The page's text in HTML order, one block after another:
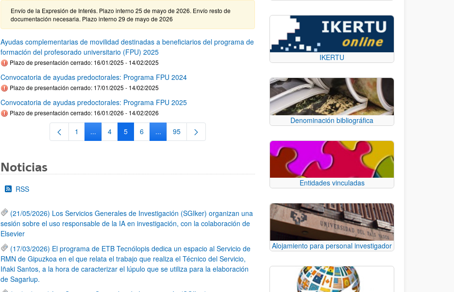
Envío de la Expresión de Interés. Plazo interno 25 de mayo de 2026. Envío resto de
documentación necesaria. Plazo interno 29 de mayo de 2026
Ayudas complementarias de movilidad destinadas a beneficiarios del programa de
formación del profesorado universitario (FPU) 2025
Plazo de presentación cerrado: 16/01/2025 - 14/02/2025
Convocatoria de ayudas predoctorales: Programa FPU 2024
Plazo de presentación cerrado: 17/01/2025 - 14/02/2025
Convocatoria de ayudas predoctorales: Programa FPU 2025
Plazo de presentación cerrado: 16/01/2026 - 14/02/2026
Página
1 ...Páginas intermedias Use TAB para desplazarse.
Página
4 Página
5 Página
6 ...Páginas intermedias Use TAB para desplazarse.
Página
95
Noticias
RSS
(21/05/2026) Los Servicios Generales de Investigación (SGIker) organizan una
sesión sobre el uso responsable de la IA en investigación, con la colaboración de
Elsevier
(17/03/2026) El programa de ETB Tecnólopis dedica un espacio al Servicio de
RMN de Gipuzkoa en el que relata el trabajo que realiza el Técnico del Servicio,
Iñaki Santos, a la hora de caracterizar el lúpulo que se utiliza para la elaboración
de Sagarlup.
IKERTU
Denominación bibliográfica
Entidades vinculadas
Alojamiento para personal investigador